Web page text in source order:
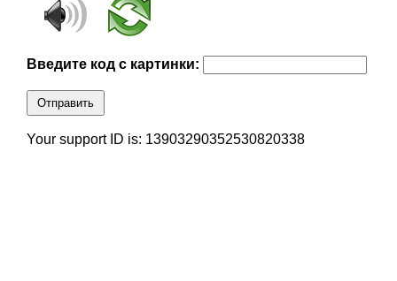
Введите код с картинки:
Отправить
Your support ID is: 13903290352530820338